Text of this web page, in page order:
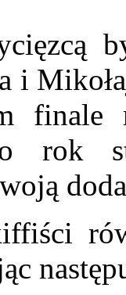
i
finale
rok